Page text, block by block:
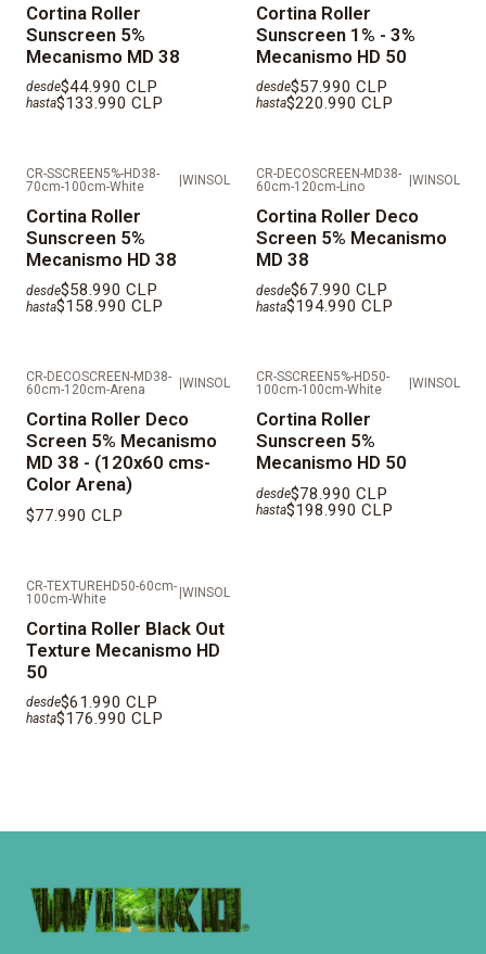
VALORES REFLEJADOS NO CONSIDERAN
INSTALACIÓN.
PROVINCIAS FUERA DE SANTIAGO SE DEBE COTIZAR
INDEPENDIENTE.
Cortina Roller
Sunscreen 5%
Mecanismo MD 38
desde$44.990 CLP
hasta$133.990 CLP
Cortina Roller
Sunscreen 1% - 3%
Mecanismo HD 50
desde$57.990 CLP
hasta$220.990 CLP
CR-SSCREEN5%-HD38-
70cm-100cm-White
|WINSOL
Cortina Roller
Sunscreen 5%
Mecanismo HD 38
desde$58.990 CLP
hasta$158.990 CLP
CR-DECOSCREEN-MD38-
60cm-120cm-Lino
|WINSOL
Cortina Roller Deco
Screen 5% Mecanismo
MD 38
desde$67.990 CLP
hasta$194.990 CLP
CR-DECOSCREEN-MD38-
60cm-120cm-Arena
WINSOL
Cortina Roller Deco
Screen 5% Mecanismo
MD 38 - (120x60 cms-
Color Arena)
$77.990 CLP
CR-SSCREEN5%-HD50-
100cm-100cm-White
WINSOL
Cortina Roller
Sunscreen 5%
Mecanismo HD 50
desde$78.990 CLP
hasta$198.990 CLP
CR-TEXTUREHD50-60cm-
100cm-White
|WINSOL
Cortina Roller Black Out
Texture Mecanismo HD
50
desde$61.990 CLP
hasta$176.990 CLP